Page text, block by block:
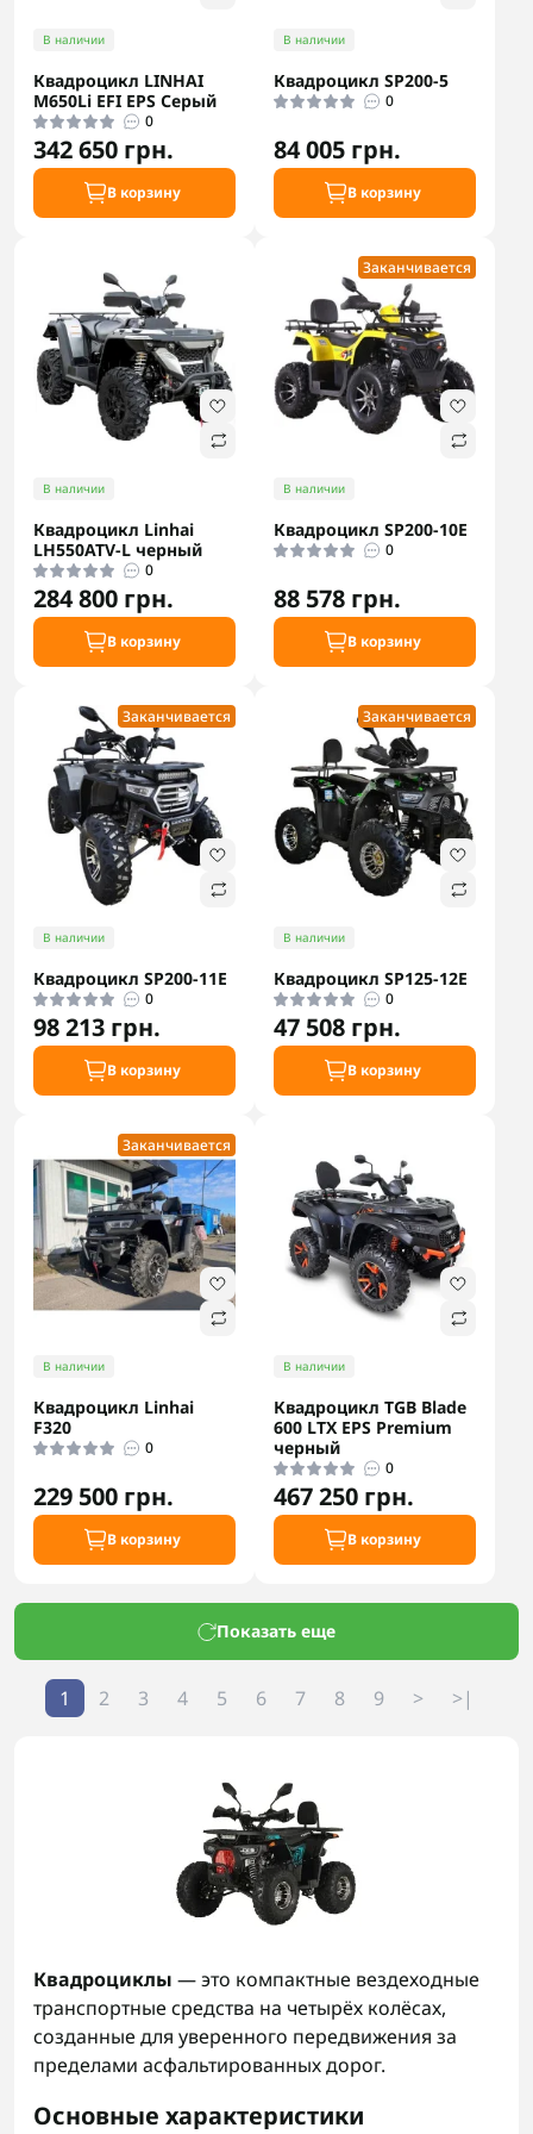
В наличии
Квадроцикл LINHAI
M650Li EFI EPS Серый
0
342 650 грн.
В корзину
В наличии
Квадроцикл SP200-5
0
84 005 грн.
В корзину
В наличии
Квадроцикл Linhai
LH550ATV-L черный
0
284 800 грн.
В корзину
Заканчивается
В наличии
Квадроцикл SP200-10Е
0
88 578 грн.
В корзину
Заканчивается
В наличии
Квадроцикл SP200-11Е
0
98 213 грн.
В корзину
Заканчивается
В наличии
Квадроцикл SP125-12Е
0
47 508 грн.
В корзину
Заканчивается
В наличии
Квадроцикл Linhai
F320
0
229 500 грн.
В корзину
В наличии
Квадроцикл TGB Blade
600 LTX EPS Premium
черный
0
467 250 грн.
В корзину
Показать еще
1 2 3 4 5 6 7 8 9 > >|
Квадроциклы — это компактные вездеходные
транспортные средства на четырёх колёсах,
созданные для уверенного передвижения за
пределами асфальтированных дорог.
Основные характеристики